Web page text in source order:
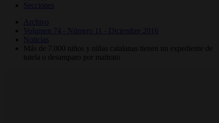
Secciones
Archivo
Volumen 74 - Número 11 - Diciembre 2016
Noticias
Más de 7.000 niños y niñas catalanas tienen un expediente de
tutela o desamparo por maltrato